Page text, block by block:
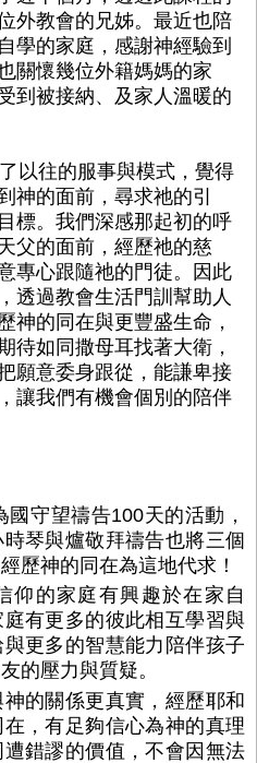
外教會的兄姊。最近也陪
學的家庭，感謝神經驗到
關懷幾位外籍媽媽的家
到被接納、及家人溫暖的
以往的服事與模式，覺得
神的面前，尋求祂的引
標。我們深感那起初的呼
父的面前，經歷祂的慈
專心跟隨祂的門徒。因此
透過教會生活門訓幫助人
神的同在與更豐盛生命，
待如同撒母耳找著大衛，
願意委身跟從，能謙卑接
讓我們有機會個別的陪伴
國守望禱告100天的活動，
琴與爐敬拜禱告也將三個
歷神的同在為這地代求！
仰的家庭有興趣於在家自
有更多的彼此相互學習與
更多的智慧能力陪伴孩子
的壓力與質疑。
的關係更真實，經歷耶和
，有足夠信心為神的真理
錯謬的價值，不會因無法